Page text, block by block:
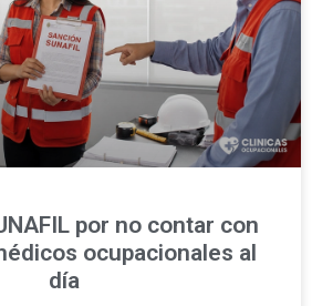
por no contar con
ocupacionales al
día